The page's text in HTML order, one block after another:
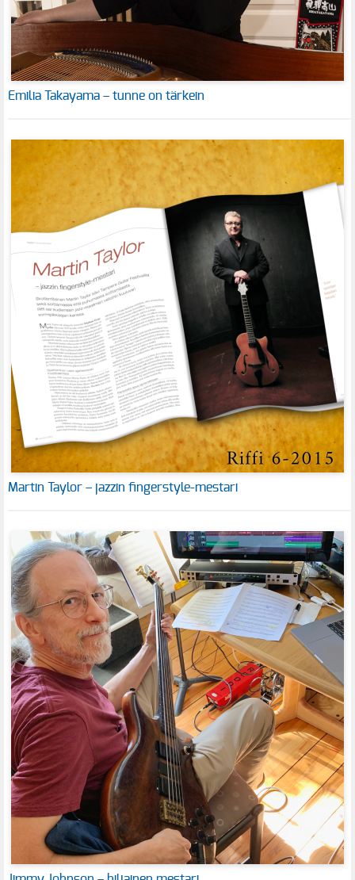
Emilia Takayama – tunne on tärkein
Martin Taylor – jazzin fingerstyle-mestari